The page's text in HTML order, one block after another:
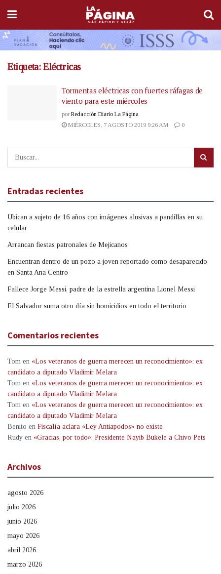
Etiqueta:Eléctricas
Tormentas eléctricas con fuertes ráfagas de
viento para este miércoles
por Redacción Diario La Página
MIÉRCOLES, 7 AGOSTO 2019 9:26 AM
0
Entradas recientes
Ubican a sujeto de 16 años con imágenes alusivas a pandillas en su
celular
Arrancan fiestas patronales de Mejicanos
Encuentran dentro de un pozo a joven reportado como desaparecido
en Santa Ana Centro
Fallece Jorge Messi, padre de la estrella argentina Lionel Messi
El Salvador suma otro día sin homicidios en todo el territorio
Comentarios recientes
Tom en «Los veteranos de guerra merecen un reconocimiento»: ex
candidato a diputado Vladimir Melara
Tom en «Los veteranos de guerra merecen un reconocimiento»: ex
candidato a diputado Vladimir Melara
Tom en «Los veteranos de guerra merecen un reconocimiento»: ex
candidato a diputado Vladimir Melara
Benito en Fiscalía aclara «Ley Antiapodos» no existe
Rudy en «Gracias, por todo»: Presidente Nayib Bukele a Chivo Pets
Archivos
agosto 2026
julio 2026
junio 2026
mayo 2026
abril 2026
marzo 2026